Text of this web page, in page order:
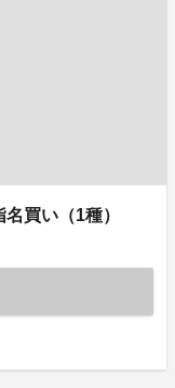
買い（1種）